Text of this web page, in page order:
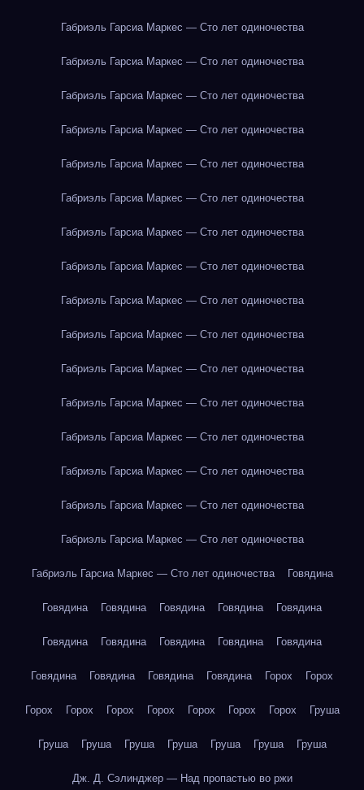
Габриэль Гарсиа Маркес — Сто лет одиночества
Габриэль Гарсиа Маркес — Сто лет одиночества
Габриэль Гарсиа Маркес — Сто лет одиночества
Габриэль Гарсиа Маркес — Сто лет одиночества
Габриэль Гарсиа Маркес — Сто лет одиночества
Габриэль Гарсиа Маркес — Сто лет одиночества
Габриэль Гарсиа Маркес — Сто лет одиночества
Габриэль Гарсиа Маркес — Сто лет одиночества
Габриэль Гарсиа Маркес — Сто лет одиночества
Габриэль Гарсиа Маркес — Сто лет одиночества
Габриэль Гарсиа Маркес — Сто лет одиночества
Габриэль Гарсиа Маркес — Сто лет одиночества
Габриэль Гарсиа Маркес — Сто лет одиночества
Габриэль Гарсиа Маркес — Сто лет одиночества
Габриэль Гарсиа Маркес — Сто лет одиночества
Габриэль Гарсиа Маркес — Сто лет одиночества
Габриэль Гарсиа Маркес — Сто лет одиночества Говядина
Говядина Говядина Говядина Говядина Говядина
Говядина Говядина Говядина Говядина Говядина
Говядина Говядина Говядина Говядина Горох Горох
Горох Горох Горох Горох Горох Горох Горох Груша
Груша Груша Груша Груша Груша Груша Груша
Дж. Д. Сэлинджер — Над пропастью во ржи